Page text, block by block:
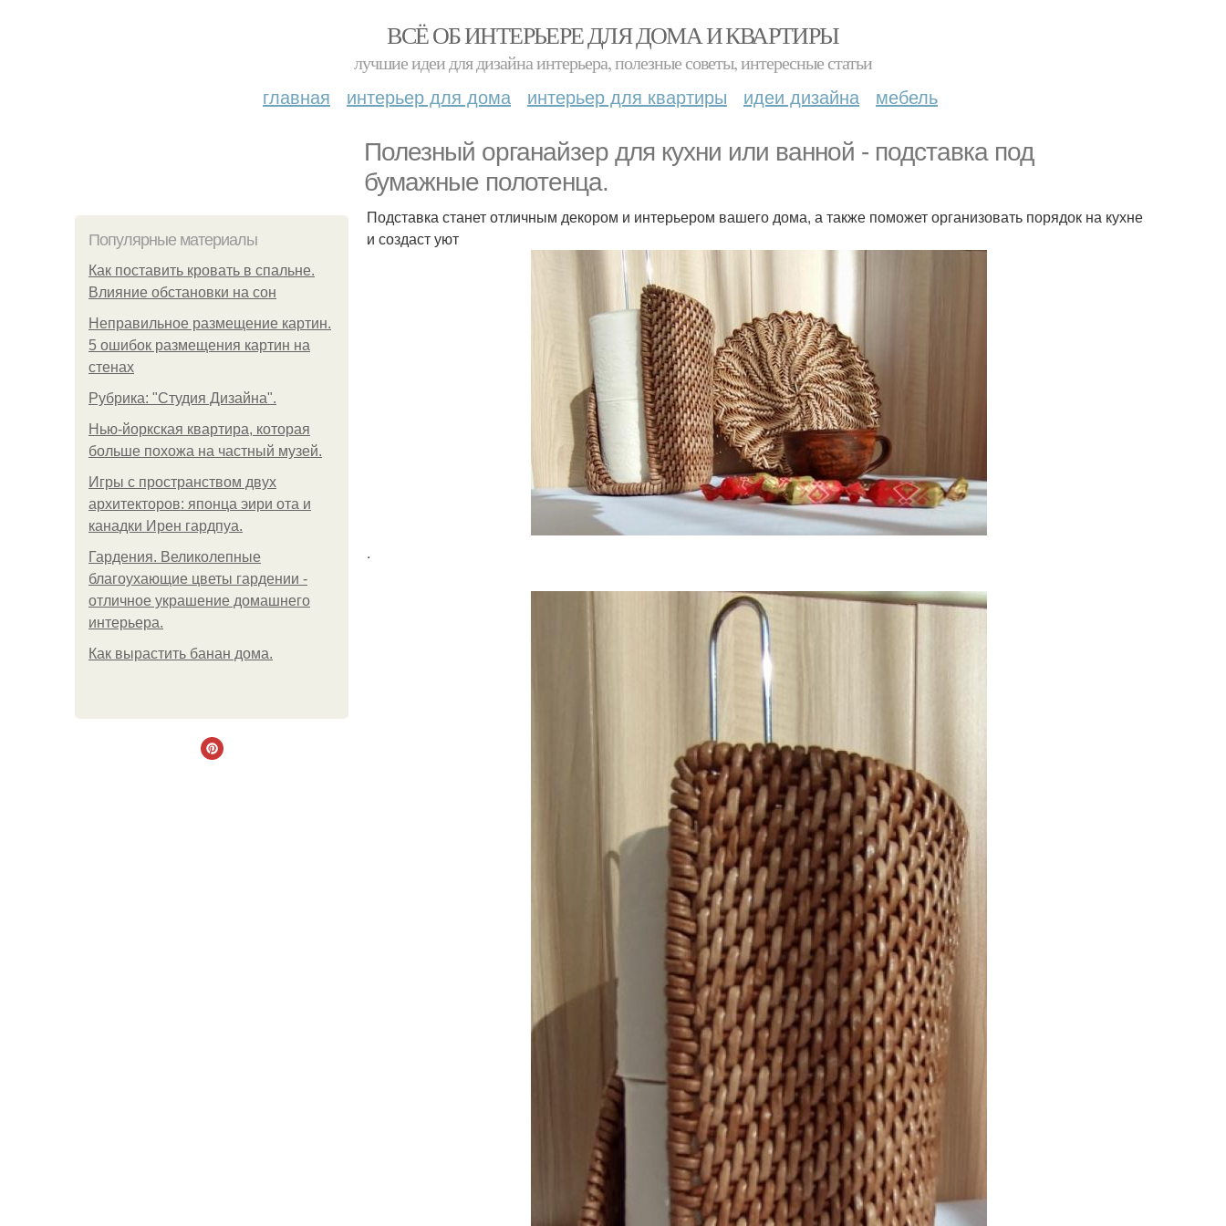
ВСЁ ОБ ИНТЕРЬЕРЕ ДЛЯ ДОМА И КВАРТИРЫ
лучшие идеи для дизайна интерьера, полезные советы, интересные статьи
главная интерьер для дома интерьер для квартиры идеи дизайна мебель
Полезный органайзер для кухни или ванной - подставка под
бумажные полотенца.
Популярные материалы
Как поставить кровать в спальне.
Влияние обстановки на сон
Неправильное размещение картин.
5 ошибок размещения картин на
стенах
Рубрика: "Студия Дизайна".
Нью-йоркская квартира, которая
больше похожа на частный музей.
Игры с пространством двух
архитекторов: японца эири ота и
канадки Ирен гардпуа.
Гардения. Великолепные
благоухающие цветы гардении -
отличное украшение домашнего
интерьера.
Как вырастить банан дома.
Подставка станет отличным декором и интерьером вашего дома, а также поможет организовать порядок на кухне
и создаст уют
.